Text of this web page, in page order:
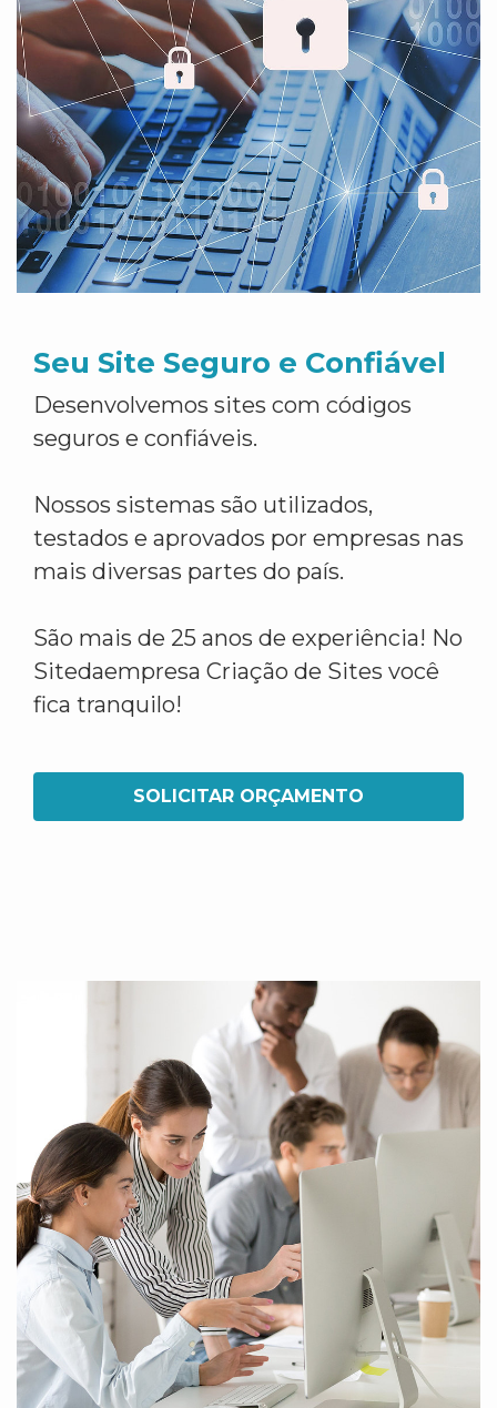
Seu Site Seguro e Confiável
Desenvolvemos sites com códigos
seguros e confiáveis.
Nossos sistemas são utilizados,
testados e aprovados por empresas nas
mais diversas partes do país.
São mais de 25 anos de experiência! No
Sitedaempresa Criação de Sites você
fica tranquilo!
SOLICITAR ORÇAMENTO